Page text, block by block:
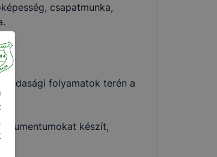
csapatmunka,
folyamatok terén a
készít,